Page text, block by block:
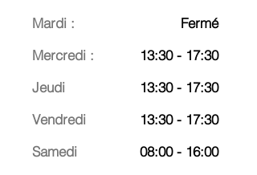
Mardi :
Mercredi :
Jeudi
Vendredi
Samedi
Fermé
13:30 - 17:30
13:30 - 17:30
13:30 - 17:30
08:00 - 16:00